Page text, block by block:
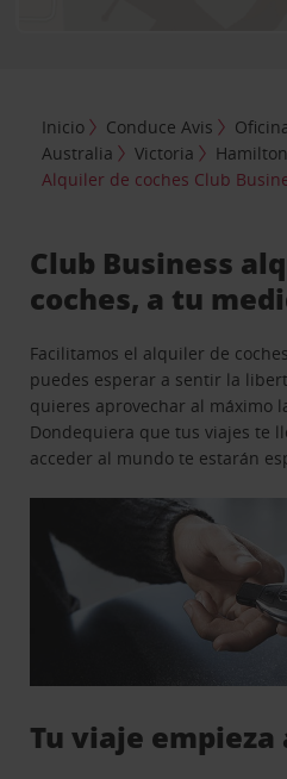
Inicio Conduce Avis
Australia
Victoria
Hamilton
Alquiler de coches Club
Club Business
coches, a tu
Facilitamos el alquiler de
puedes esperar a sentir la
quieres aprovechar al máximo
Dondequiera que tus viajes te
acceder al mundo te estarán
Tu viaje empieza